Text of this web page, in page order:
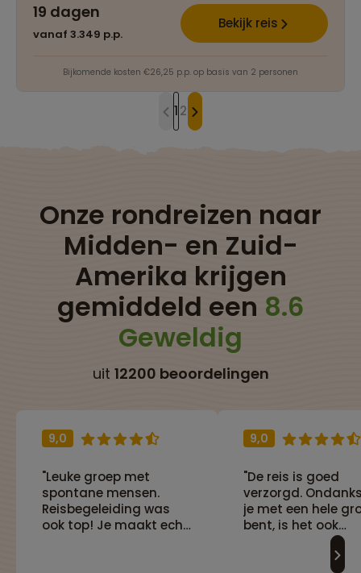
19 dagen
vanaf 3.349 p.p.
Bekijk reis
Bijkomende kosten €26,25 p.p. op basis van 2 personen
12
Onze rondreizen naar
Midden- en Zuid-
Amerika krijgen
gemiddeld een 8.6
Geweldig
uit 12200 beoordelingen
9,0
"Leuke groep met
spontane mensen.
Reisbegeleiding was
ook top! Je maakt echt
9,0
"De reis is goed
verzorgd.
je met een hele
bent, is het ook
mogelijk om de
aan te laten